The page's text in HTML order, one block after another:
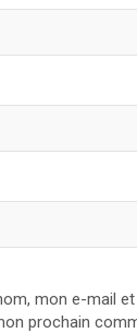
mon e-mail
prochain